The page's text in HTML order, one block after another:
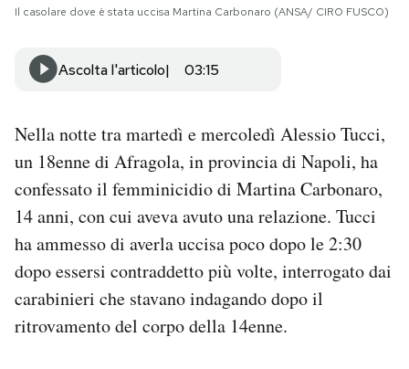
SHOP
CALENDARIO
AREA PERSONALE
Newsletter
Notifiche mobile
Regala il Post
Hai bisogno di aiuto?
Esci
Il casolare dove è stata uccisa Martina Carbonaro (ANSA/ CIRO FUSCO)
Ascolta l'articolo 03:15
Nella notte tra martedì e mercoledì Alessio Tucci,
un 18enne di Afragola, in provincia di Napoli, ha
confessato il femminicidio di Martina Carbonaro,
14 anni, con cui aveva avuto una relazione. Tucci
ha ammesso di averla uccisa poco dopo le 2:30
dopo essersi contraddetto più volte, interrogato dai
carabinieri che stavano indagando dopo il
ritrovamento del corpo della 14enne.